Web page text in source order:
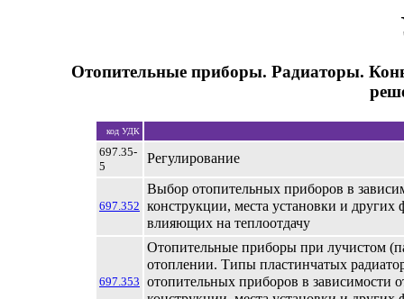
Отопительные приборы. Радиаторы.
код УДК
697.35-
5
Регулирование
697.352
Выбор отопительных приборов в
конструкции, места установки и других
влияющих на теплоотдачу
697.353
Отопительные приборы при лучистом
отоплении. Типы пластинчатых
отопительных приборов в зависимости